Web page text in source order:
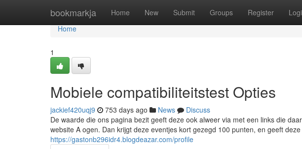
bookmarkja Home New Submit Groups Register
Home
Home
1
Mobiele compatibiliteitstest Opties
jackief420uqj9 753 days ago News
Discuss
De waarde die ons pagina bezit geeft deze ook alweer via met een links die
website A ogen. Dan krijgt deze eventjes kort gezegd 100 punten, en geeft
https://gastonb296idr4.blogdeazar.com/profile